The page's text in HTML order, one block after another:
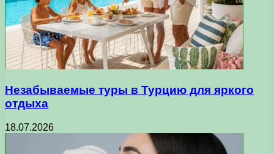
Незабываемые туры в Турцию для яркого
отдыха
18.07.2026